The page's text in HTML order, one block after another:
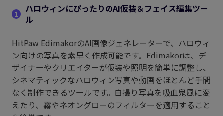
1
ハロウィンにぴったりのAI仮装＆フェイス編集ツー
ル
HitPaw EdimakorのAI画像ジェネレーターで、ハロウィ
ン向けの写真を素早く作成可能です。Edimakorは、デ
ザイナーやクリエイターが仮装や照明を簡単に調整し、
シネマティックなハロウィン写真や動画をほとんど手間
なく制作できるツールです。自撮り写真を吸血鬼風に変
えたり、霧やネオングローのフィルターを適用すること